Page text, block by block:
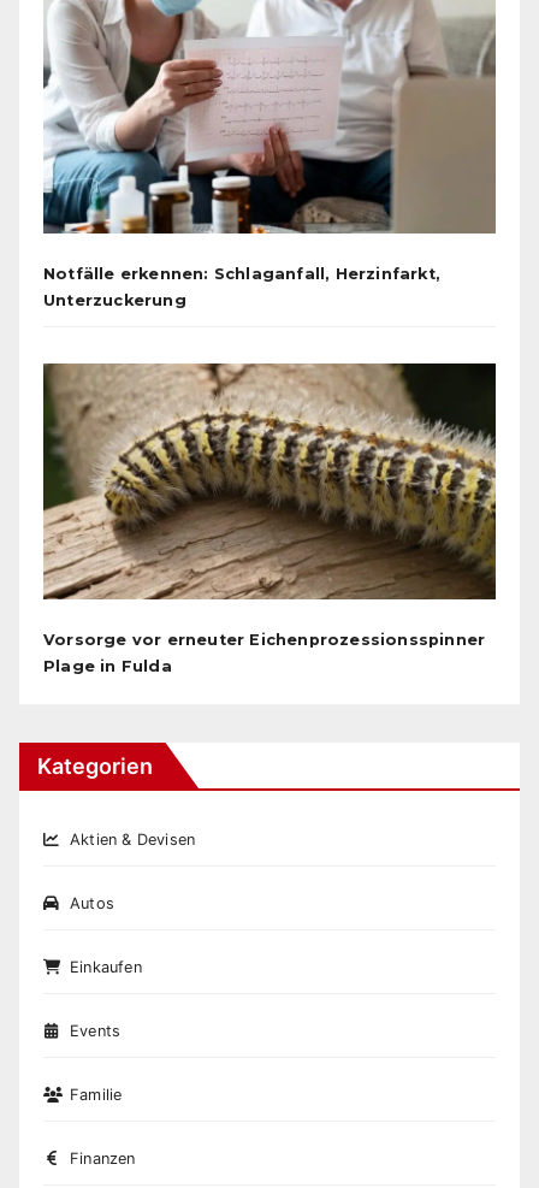
Notfälle erkennen: Schlaganfall, Herzinfarkt,
Unterzuckerung
Vorsorge vor erneuter Eichenprozessionsspinner
Plage in Fulda
Kategorien
Aktien & Devisen
Autos
Einkaufen
Events
Familie
Finanzen